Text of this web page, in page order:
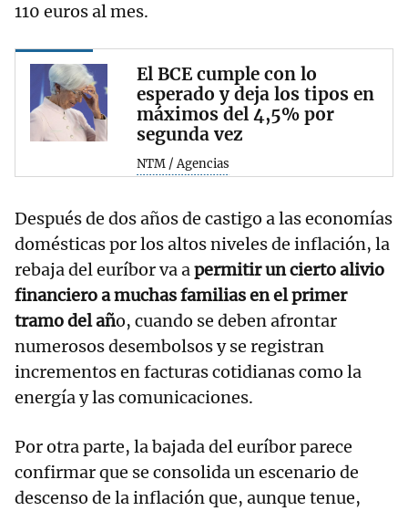
110 euros al mes.
El BCE cumple con lo
esperado y deja los tipos en
máximos del 4,5% por
segunda vez
NTM / Agencias
Después de dos años de castigo a las economías
domésticas por los altos niveles de inflación, la
rebaja del euríbor va apermitir un cierto alivio
financiero a muchas familias en el primer
tramo del año, cuando se deben afrontar
numerosos desembolsos y se registran
incrementos en facturas cotidianas como la
energía y las comunicaciones.
Por otra parte, la bajada del euríbor parece
confirmar que se consolida un escenario de
descenso de la inflación que, aunque tenue,